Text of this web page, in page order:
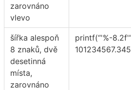
zarovnáno
vlevo
šířka alespoň
8 znaků, dvě
desetinná
místa,
zarovnáno
printf(“'%-